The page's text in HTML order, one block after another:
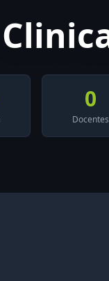
0
Docentes